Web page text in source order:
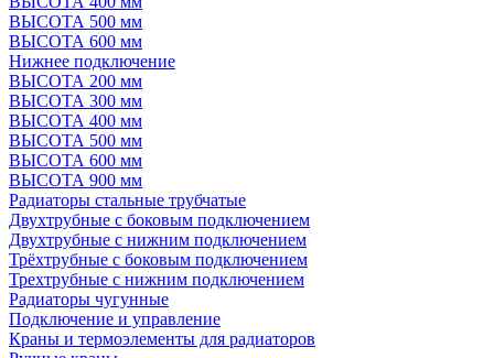
ВЫСОТА 500 мм
ВЫСОТА 600 мм
Нижнее подключение
ВЫСОТА 200 мм
ВЫСОТА 300 мм
ВЫСОТА 400 мм
ВЫСОТА 500 мм
ВЫСОТА 600 мм
ВЫСОТА 900 мм
Радиаторы стальные трубчатые
Двухтрубные с боковым подключением
Двухтрубные с нижним подключением
Трёхтрубные с боковым подключением
Трехтрубные с нижним подключением
Радиаторы чугунные
Подключение и управление
Краны и термоэлементы для радиаторов